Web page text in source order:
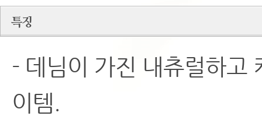
- 데님이 가진 내츄럴하고
이템.